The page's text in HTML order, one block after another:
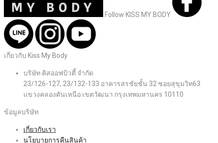
Follow KISS MY BODY
เกี่ยวกับ Kiss My Body
บริษัท คิสออฟบิวตี้ จำกัด
23/126-127, 23/132-133 อาคารสรชัยชั้น 32 ซอยสุขุมวิท63
แขวงคลองตันเหนือ เขตวัฒนา กรุงเทพมหานคร 10110
ข้อมูลบริษัท
เกี่ยวกับเรา
นโยบายการคืนสินค้า